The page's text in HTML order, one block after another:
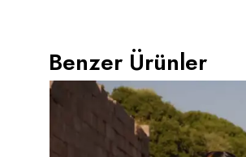
Benzer Ürünler